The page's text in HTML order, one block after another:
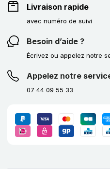
Livraison rapide
avec numéro de suivi
Besoin d’aide ?
Écrivez ou appelez notre
Appelez notre
07 44 09 55 33